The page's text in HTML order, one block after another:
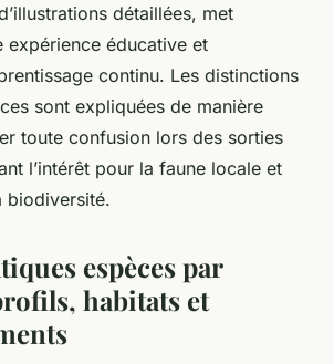
détaillées, met
expérience éducative et
continu. Les distinctions
sont expliquées de manière
toute confusion lors des sorties
l’intérêt pour la faune locale et
biodiversité.
espèces par
habitats et